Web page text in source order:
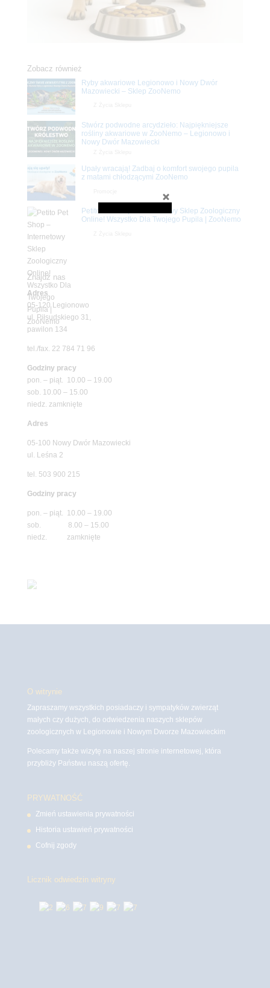
Zobacz również
Ryby akwariowe Legionowo i Nowy Dwór
Mazowiecki – Sklep ZooNemo
Stwórz podwodne arcydzieło: Najpiękniejsze
rośliny akwariowe w ZooNemo – Legionowo i
Nowy Dwór Mazowiecki
Upały wracają! Zadbaj o komfort swojego pupila
z matami chłodzącymi ZooNemo
Petito Pet Shop – Internetowy Sklep Zoologiczny
Online! Wszystko Dla Twojego Pupila | ZooNemo
Znajdź nas
Adres
05-120 Legionowo
ul. Piłsudskiego 31,
pawilon 134
tel./fax. 22 784 71 96
Godziny pracy
pon. – piąt. 10.00 – 19.00
sob. 10.00 – 15.00
niedz. zamknięte
Adres
05-100 Nowy Dwór Mazowiecki
ul. Leśna 2
tel. 503 900 215
Godziny pracy
pon. – piąt. 10.00 – 19.00
sob. 8.00 – 15.00
niedz. zamknięte
O witrynie
Zapraszamy wszystkich posiadaczy i sympatyków zwierząt
małych czy dużych, do odwiedzenia naszych sklepów
zoologicznych w Legionowie i Nowym Dworze Mazowieckim
Polecamy także wizytę na naszej stronie internetowej, która
przybliży Państwu naszą ofertę.
PRYWATNOŚĆ
Zmień ustawienia prywatności
Historia ustawień prywatności
Cofnij zgody
Licznik odwiedzin witryny